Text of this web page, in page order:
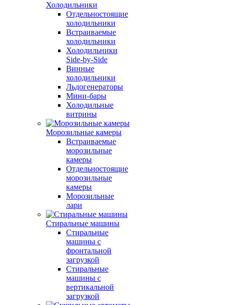
Холодильники
Отдельностоящие
холодильники
Встраиваемые
холодильники
Холодильники
Side-by-Side
Винные
холодильники
Льдогенераторы
Мини-бары
Холодильные
витрины
Морозильные камеры
Встраиваемые
морозильные
камеры
Отдельностоящие
морозильные
камеры
Морозильные
лари
Стиральные машины
Стиральные
машины с
фронтальной
загрузкой
Стиральные
машины с
вертикальной
загрузкой